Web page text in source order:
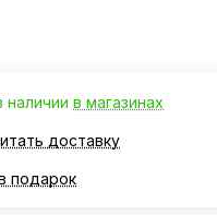
наличии в магазинах
доставку
подарок